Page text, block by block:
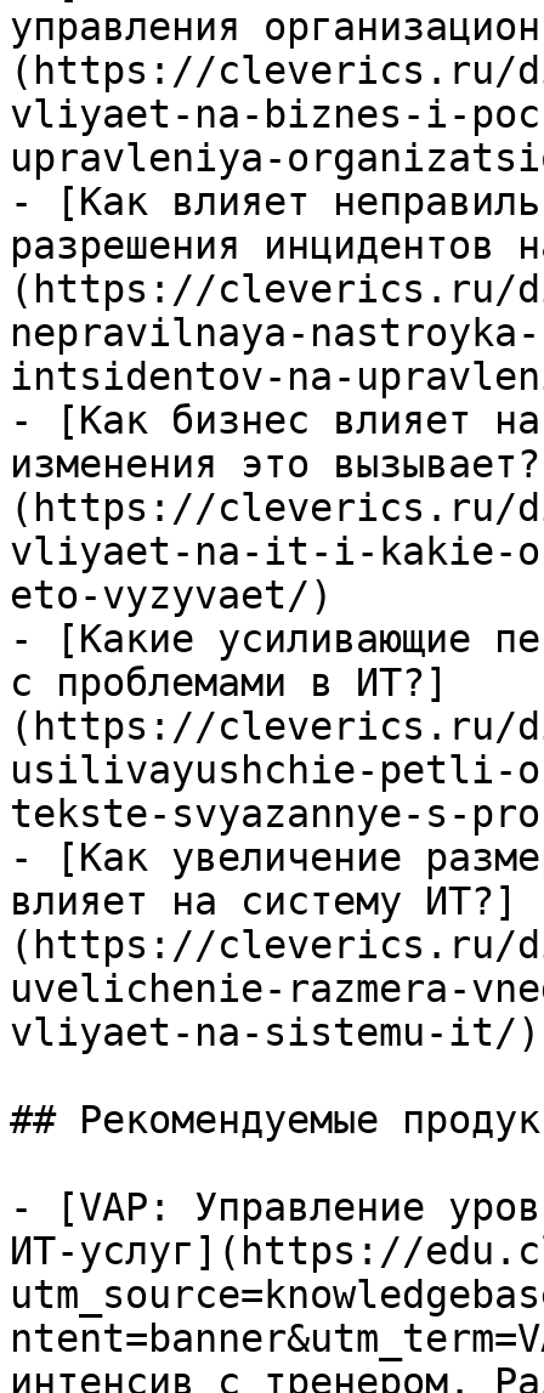
управления
(https://cleverics.ru/
vliyaet-na-biznes-i-
upravleniya-
- [Как влияет
разрешения инцидентов
(https://cleverics.ru/
nepravilnaya-
intsidentov-na-
- [Как бизнес влияет
изменения это
(https://cleverics.ru/
vliyaet-na-it-i-kakie-
eto-vyzyvaet/)
- [Какие усиливающие
с проблемами в ИТ?]
(https://cleverics.ru/
usilivayushchie-petli-
tekste-svyazannye-s-
- [Как увеличение
влияет на систему ИТ?]
(https://cleverics.ru/
uvelichenie-razmera-
vliyaet-na-sistemu-it/)
## Рекомендуемые
- [VAP: Управление
ИТ-услуг](https://
интенсив с тренером.